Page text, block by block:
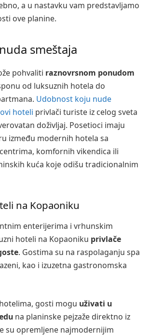
a u nastavku vam predstavljamo
ove planine.
smeštaja
pohvaliti raznovrsnom ponudom
od luksuznih hotela do
Udobnost koju nude
hoteli privlači turiste iz celog sveta
doživljaj. Posetioci imaju
između modernih hotela sa
komfornih vikendica ili
kuća koje odišu tradicionalnim
na Kopaoniku
enterijerima i vrhunskim
hoteli na Kopaoniku privlače
. Gostima su na raspolaganju spa
kao i izuzetna gastronomska
gosti mogu uživati u
na planinske pejzaže direktno iz
su opremljene najmodernijim